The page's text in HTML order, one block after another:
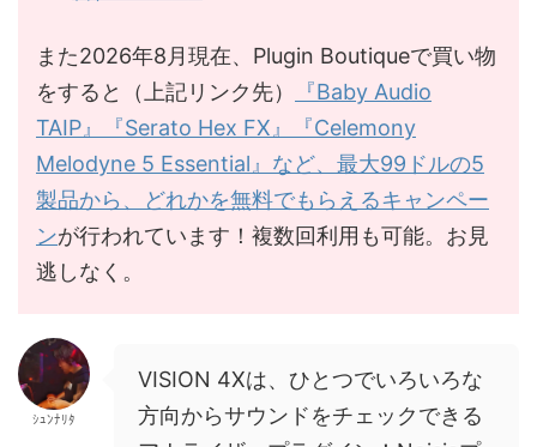
また2026年8月現在、Plugin Boutiqueで買い物
をすると（上記リンク先）
『Baby Audio
TAIP』『Serato Hex FX』『Celemony
Melodyne 5 Essential』など、最大99ドルの5
製品から、どれかを無料でもらえるキャンペー
ンが行われています！複数回利用も可能。お見
逃しなく。
ｼｭﾝﾅﾘﾀ
VISION 4Xは、ひとつでいろいろな
方向からサウンドをチェックできる